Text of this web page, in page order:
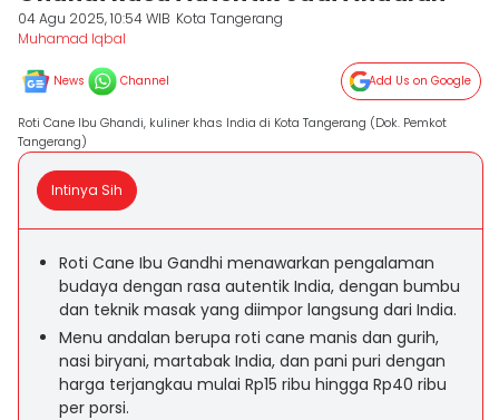
04 Agu 2025, 10:54 WIB Kota Tangerang
Muhamad Iqbal
News Channel Add Us on Google
Roti Cane Ibu Ghandi, kuliner khas India di Kota Tangerang (Dok. Pemkot
Tangerang)
Intinya Sih
Roti Cane Ibu Gandhi menawarkan pengalaman
budaya dengan rasa autentik India, dengan bumbu
dan teknik masak yang diimpor langsung dari India.
Menu andalan berupa roti cane manis dan gurih,
nasi biryani, martabak India, dan pani puri dengan
harga terjangkau mulai Rp15 ribu hingga Rp40 ribu
per porsi.